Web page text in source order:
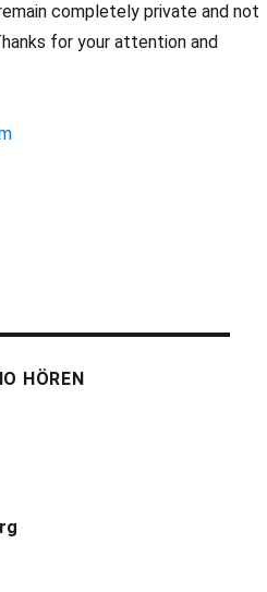
completely private and not
for your attention and
HÖREN